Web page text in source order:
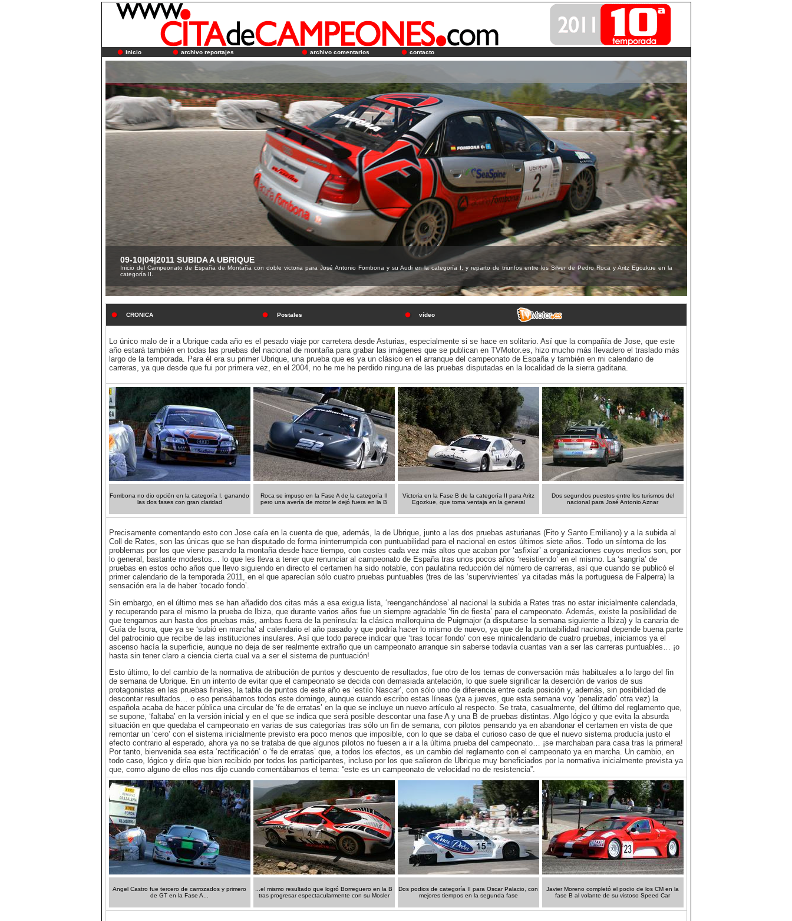
inicio archivo reportajes archivo comentarios contacto
09-10|04|2011 SUBIDA A UBRIQUE
Inicio del Campeonato de España de Montaña con doble victoria para José Antonio Fombona y su Audi en la categoría I, y reparto de triunfos entre los Silver de Pedro Roca y Aritz Egozkue en la
categoría II.
CRONICA Postales vídeo
Lo único malo de ir a Ubrique cada año es el pesado viaje por carretera desde Asturias, especialmente si se hace en solitario. Así que la compañía de Jose, que este
año estará también en todas las pruebas del nacional de montaña para grabar las imágenes que se publican en TVMotor.es, hizo mucho más llevadero el traslado más
largo de la temporada. Para él era su primer Ubrique, una prueba que es ya un clásico en el arranque del campeonato de España y también en mi calendario de
carreras, ya que desde que fui por primera vez, en el 2004, no he me he perdido ninguna de las pruebas disputadas en la localidad de la sierra gaditana.
Fombona no dio opción en la categoría I, ganando
las dos fases con gran claridad
Roca se impuso en la Fase A de la categoría II
pero una avería de motor le dejó fuera en la B
Victoria en la Fase B de la categoría II para Aritz
Egozkue, que toma ventaja en la general
Dos segundos puestos entre los turismos del
nacional para José Antonio Aznar
Precisamente comentando esto con Jose caía en la cuenta de que, además, la de Ubrique, junto a las dos pruebas asturianas (Fito y Santo Emiliano) y a la subida al
Coll de Rates, son las únicas que se han disputado de forma ininterrumpida con puntuabilidad para el nacional en estos últimos siete años. Todo un síntoma de los
problemas por los que viene pasando la montaña desde hace tiempo, con costes cada vez más altos que acaban por ‘asfixiar’ a organizaciones cuyos medios son, por
lo general, bastante modestos… lo que les lleva a tener que renunciar al campeonato de España tras unos pocos años ‘resistiendo’ en el mismo. La ‘sangría’ de
pruebas en estos ocho años que llevo siguiendo en directo el certamen ha sido notable, con paulatina reducción del número de carreras, así que cuando se publicó el
primer calendario de la temporada 2011, en el que aparecían sólo cuatro pruebas puntuables (tres de las ‘supervivientes’ ya citadas más la portuguesa de Falperra) la
sensación era la de haber ‘tocado fondo’.
Sin embargo, en el último mes se han añadido dos citas más a esa exigua lista, ‘reenganchándose’ al nacional la subida a Rates tras no estar inicialmente calendada,
y recuperando para el mismo la prueba de Ibiza, que durante varios años fue un siempre agradable ‘fin de fiesta’ para el campeonato. Además, existe la posibilidad de
que tengamos aun hasta dos pruebas más, ambas fuera de la península: la clásica mallorquina de Puigmajor (a disputarse la semana siguiente a Ibiza) y la canaria de
Guía de Isora, que ya se ‘subió en marcha’ al calendario el año pasado y que podría hacer lo mismo de nuevo, ya que de la puntuabilidad nacional depende buena parte
del patrocinio que recibe de las instituciones insulares. Así que todo parece indicar que ‘tras tocar fondo’ con ese minicalendario de cuatro pruebas, iniciamos ya el
ascenso hacía la superficie, aunque no deja de ser realmente extraño que un campeonato arranque sin saberse todavía cuantas van a ser las carreras puntuables… ¡o
hasta sin tener claro a ciencia cierta cual va a ser el sistema de puntuación!
Esto último, lo del cambio de la normativa de atribución de puntos y descuento de resultados, fue otro de los temas de conversación más habituales a lo largo del fin
de semana de Ubrique. En un intento de evitar que el campeonato se decida con demasiada antelación, lo que suele significar la deserción de varios de sus
protagonistas en las pruebas finales, la tabla de puntos de este año es ‘estilo Nascar’, con sólo uno de diferencia entre cada posición y, además, sin posibilidad de
descontar resultados… o eso pensábamos todos este domingo, aunque cuando escribo estas líneas (ya a jueves, que esta semana voy ‘penalizado’ otra vez) la
española acaba de hacer pública una circular de ‘fe de erratas’ en la que se incluye un nuevo artículo al respecto. Se trata, casualmente, del último del reglamento que,
se supone, ‘faltaba’ en la versión inicial y en el que se indica que será posible descontar una fase A y una B de pruebas distintas. Algo lógico y que evita la absurda
situación en que quedaba el campeonato en varias de sus categorías tras sólo un fin de semana, con pilotos pensando ya en abandonar el certamen en vista de que
remontar un ‘cero’ con el sistema inicialmente previsto era poco menos que imposible, con lo que se daba el curioso caso de que el nuevo sistema producía justo el
efecto contrario al esperado, ahora ya no se trataba de que algunos pilotos no fuesen a ir a la última prueba del campeonato… ¡se marchaban para casa tras la primera!
Por tanto, bienvenida sea esta ‘rectificación’ o ‘fe de erratas’ que, a todos los efectos, es un cambio del reglamento con el campeonato ya en marcha. Un cambio, en
todo caso, lógico y diría que bien recibido por todos los participantes, incluso por los que salieron de Ubrique muy beneficiados por la normativa inicialmente prevista ya
que, como alguno de ellos nos dijo cuando comentábamos el tema: “este es un campeonato de velocidad no de resistencia”.
Angel Castro fue tercero de carrozados y primero
de GT en la Fase A...
...el mismo resultado que logró Borreguero en la B
tras progresar espectacularmente con su Mosler
Dos podios de categoría II para Oscar Palacio, con
mejores tiempos en la segunda fase
Javier Moreno completó el podio de los CM en la
fase B al volante de su vistoso Speed Car